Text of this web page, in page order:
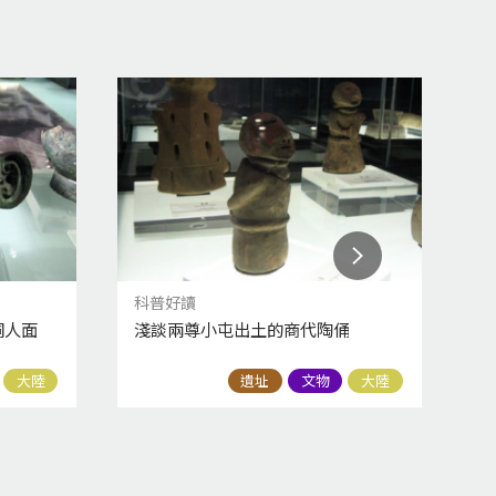
面
大陸
科普好讀
淺談兩尊小屯出土的商代陶俑
遺址 文物 大陸